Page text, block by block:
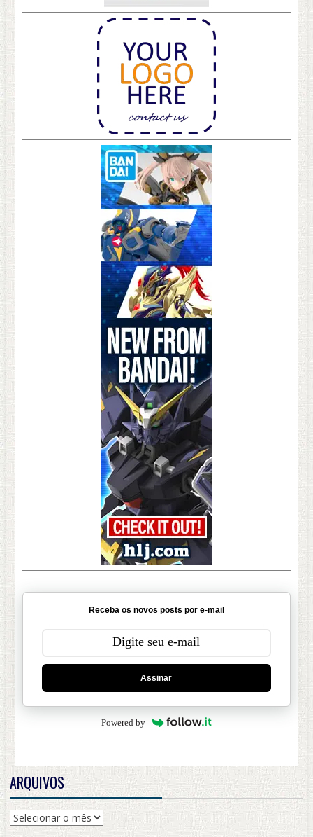
Receba os novos posts por e-mail
Assinar
Powered by
ARQUIVOS
Arquivos